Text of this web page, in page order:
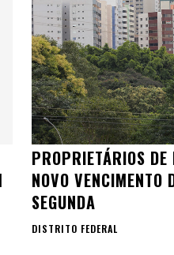
PROPRIETÁRIOS
NOVO
SEGUNDA
DISTRITO FEDERAL